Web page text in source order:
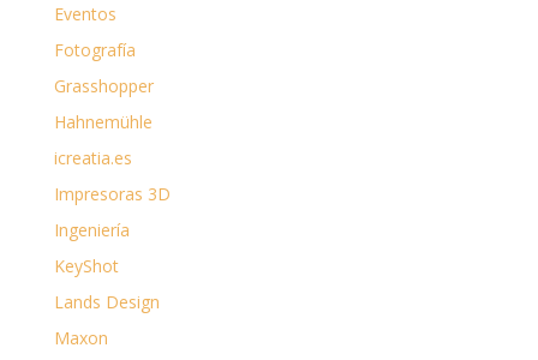
Eventos
Fotografía
Grasshopper
Hahnemühle
icreatia.es
Impresoras 3D
Ingeniería
KeyShot
Lands Design
Maxon